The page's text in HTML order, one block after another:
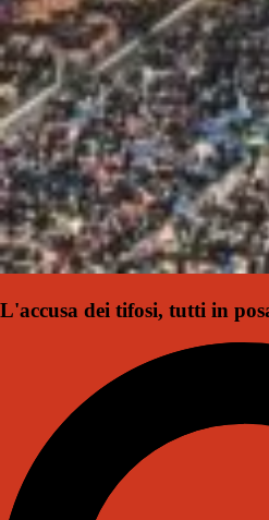
L'accusa dei tifosi, tutti in